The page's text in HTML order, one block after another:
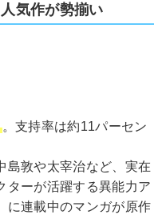
気作が勢揃い
。支持率は約11パーセン
島敦や太宰治など、実在
ターが活躍する異能力ア
に連載中のマンガが原作